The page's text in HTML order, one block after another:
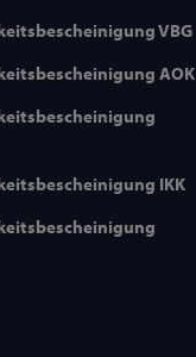
VBG
AOK
IKK